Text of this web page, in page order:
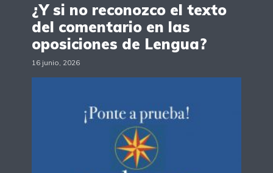
¿Y si no reconozco el texto
del comentario en las
oposiciones de Lengua?
16 junio, 2026